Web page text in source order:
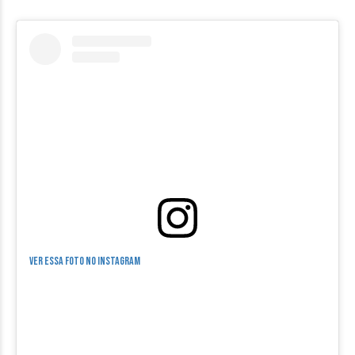
Ver essa foto no Instagram